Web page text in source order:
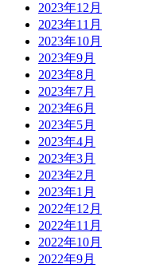
2023年12月
2023年11月
2023年10月
2023年9月
2023年8月
2023年7月
2023年6月
2023年5月
2023年4月
2023年3月
2023年2月
2023年1月
2022年12月
2022年11月
2022年10月
2022年9月